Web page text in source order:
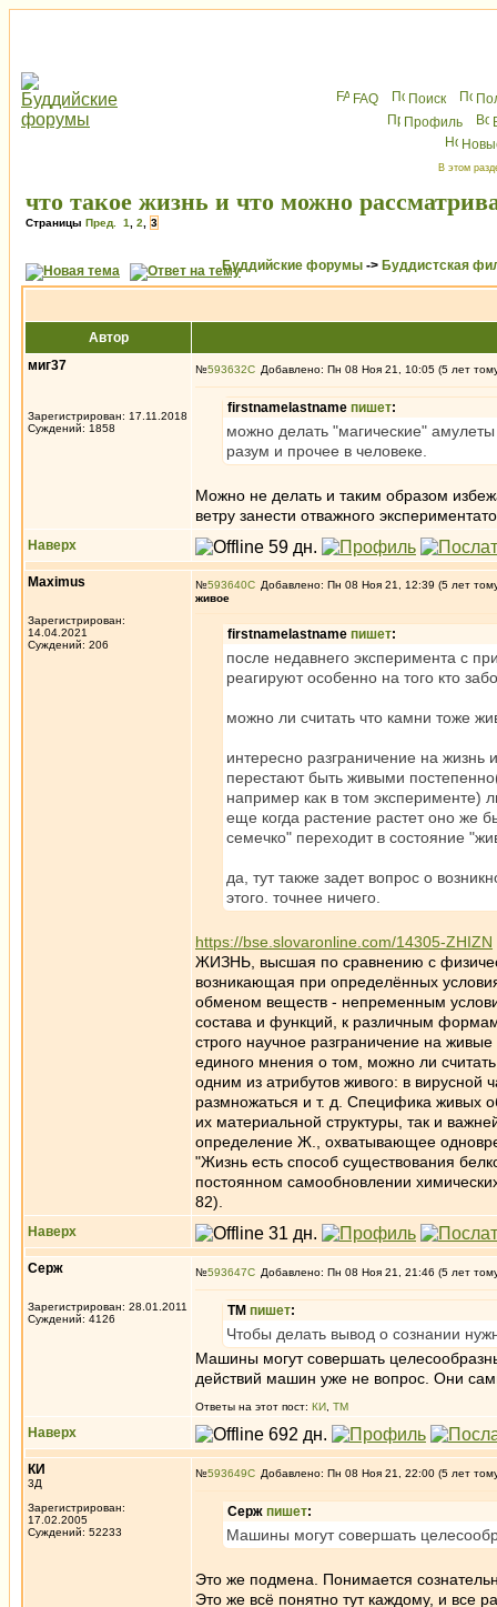
FAQ Поиск
Профиль
В этом
что такое жизнь и что можно
Страницы Пред. 1 2 3
Буддийские форумы -> Буддистская
Автор
миг37
Зарегистрирован: 17.11.2018
Суждений: 1858
№593632 Добавлено: Пн 08 Ноя 21, 10:05 (5 лет
firstnamelastname пишет:
можно делать "магические"
разум и прочее в человеке.
Можно не делать и таким образом
ветру занести отважного
Наверх
Maximus
Зарегистрирован:
14.04.2021
Суждений: 206
№593640
Добавлено: Пн 08 Ноя 21, 12:39 (5 лет
живое
firstnamelastname пишет:
после недавнего эксперимента с
реагируют особенно на того кто
можно ли считать что камни тоже
интересно разграничение на
перестают быть живыми
например как в том эксперименте)
еще когда растение растет оно же
семечко" переходит в состояние
да, тут также задет вопрос о
этого. точнее ничего.
https://bse.slovaronline.com/14305-ZHIZN
ЖИЗНЬ, высшая по сравнению с
возникающая при определённых
обменом веществ - непременным
состава и функций, к различным
строго научное разграничение на
единого мнения о том, можно ли
одним из атрибутов живого: в вирусной
размножаться и т. д. Специфика живых
их материальной структуры, так и
определение Ж., охватывающее
"Жизнь есть способ существования
постоянном самообновлении
82).
Наверх
Серж
Зарегистрирован: 28.01.2011
Суждений: 4126
№593647 Добавлено: Пн 08 Ноя 21, 21:46 (5 лет
ТМ пишет:
Чтобы делать вывод о сознании
Машины могут совершать
действий машин уже не вопрос. Они
Ответы на этот пост: КИ ТМ
Наверх
КИ
3Д
Зарегистрирован:
17.02.2005
Суждений: 52233
№593649 Добавлено: Пн 08 Ноя 21, 22:00 (5 лет
Серж пишет:
Машины могут совершать
Это же подмена. Понимается
Это же всё понятно тут каждому, и все